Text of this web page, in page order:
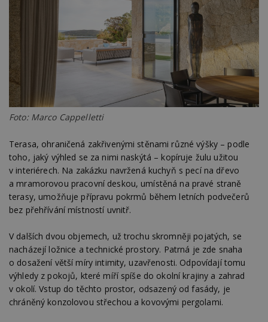
Foto: Marco Cappelletti
Terasa, ohraničená zakřivenými stěnami různé výšky – podle
toho, jaký výhled se za nimi naskýtá – kopíruje žulu užitou
v interiérech. Na zakázku navržená kuchyň s pecí na dřevo
a mramorovou pracovní deskou, umístěná na pravé straně
terasy, umožňuje přípravu pokrmů během letních podvečerů
bez přehřívání místností uvnitř.
V dalších dvou objemech, už trochu skromněji pojatých, se
nacházejí ložnice a technické prostory. Patrná je zde snaha
o dosažení větší míry intimity, uzavřenosti. Odpovídají tomu
výhledy z pokojů, které míří spíše do okolní krajiny a zahrad
v okolí. Vstup do těchto prostor, odsazený od fasády, je
chráněný konzolovou střechou a kovovými pergolami.